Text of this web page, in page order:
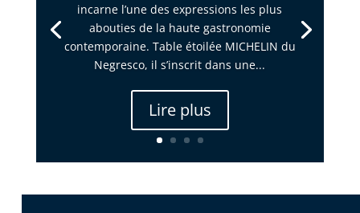
incarne l’une des expressions les plus
abouties de la haute gastronomie
contemporaine. Table étoilée MICHELIN du
Negresco, il s’inscrit dans une...
Lire plus